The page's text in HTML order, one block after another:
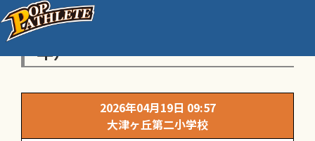
沼南リーグ春季大会④（高学
年）
2026年04月19日 09:57
大津ヶ丘第二小学校